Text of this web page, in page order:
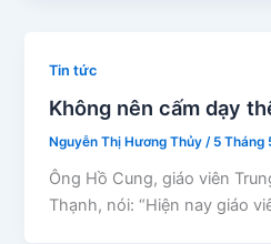
Tin tức
Không nên cấm dạy
Nguyễn Thị Hương Thủy/ 5 Tháng
Ông Hồ Cung, giáo viên
Thạnh, nói: “Hiện nay giáo